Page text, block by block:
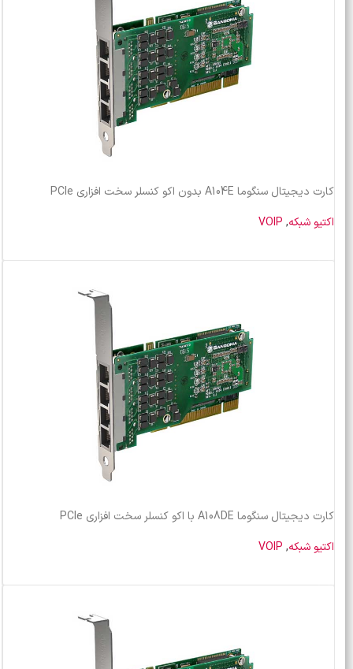
کارت دیجیتال سنگوما A104E بدون اکو کنسلر سخت افزاری PCIe
اکتیو شبکه,
VOIP
کارت دیجیتال سنگوما A108DE با اکو کنسلر سخت افزاری PCIe
اکتیو شبکه,
VOIP